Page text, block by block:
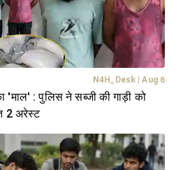
N4H_Desk Aug 6
'माल' : पुलिस ने सब्जी की गाड़ी को
2 अरेस्ट